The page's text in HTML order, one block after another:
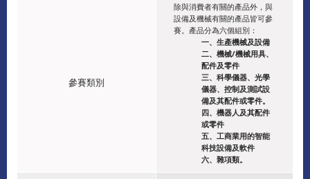
參賽類別
除與消費者有關的產品外，與
設備及機械有關的產品皆可參
賽。產品分為六個組別：
一、生產機械及設備
二、機械/機械用具、
配件及零件
三、科學儀器、光學
儀器、控制及測試設
備及其配件或零件。
四、機器人及其配件
或零件
五、工商業用的智能
科技設備及軟件
六、雜項類。